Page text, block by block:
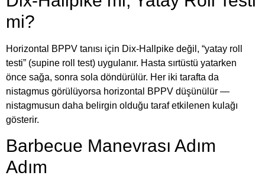
mi?
Horizontal BPPV tanısı için Dix-Hallpike değil, “yatay roll
testi” (supine roll test) uygulanır. Hasta sırtüstü yatarken
önce sağa, sonra sola döndürülür. Her iki tarafta da
nistagmus görülüyorsa horizontal BPPV düşünülür —
nistagmusun daha belirgin olduğu taraf etkilenen kulağı
gösterir.
Barbecue Manevrası Adım
Adım